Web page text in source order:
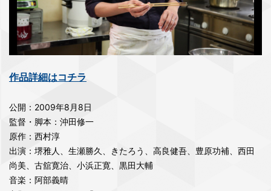
作品詳細はコチラ
公開：2009年8月8日
監督・脚本：沖田修一
原作：西村淳
出演：堺雅人、生瀬勝久、きたろう、高良健吾、豊原功補、西田
尚美、古舘寛治、小浜正寛、黒田大輔
音楽：阿部義晴